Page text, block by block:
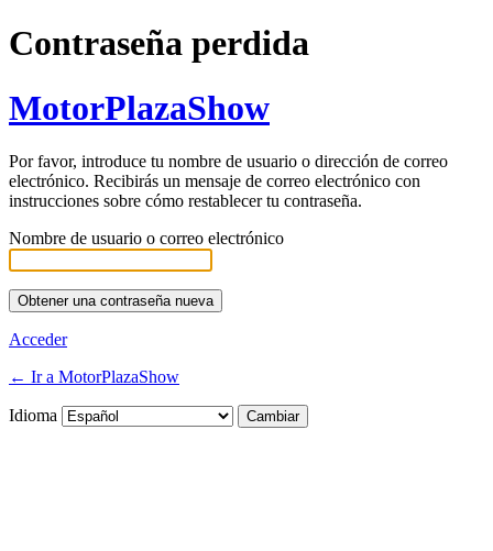
Contraseña perdida
MotorPlazaShow
Por favor, introduce tu nombre de usuario o dirección de correo
electrónico. Recibirás un mensaje de correo electrónico con
instrucciones sobre cómo restablecer tu contraseña.
Nombre de usuario o correo electrónico
Acceder
← Ir a MotorPlazaShow
Idioma